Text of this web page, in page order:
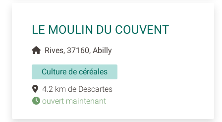
LE MOULIN DU COUVENT
Rives, 37160, Abilly
Culture de céréales
4.2 km de Descartes
ouvert maintenant